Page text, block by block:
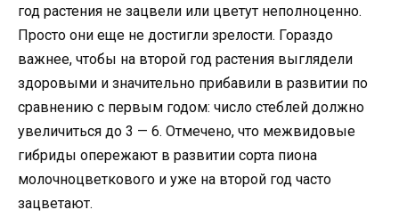
год растения не зацвели или цветут неполноценно.
Просто они еще не достигли зрелости. Гораздо
важнее, чтобы на второй год растения выглядели
здоровыми и значительно прибавили в развитии по
сравнению с первым годом: число стеблей должно
увеличиться до 3 — 6. Отмечено, что межвидовые
гибриды опережают в развитии сорта пиона
молочноцветкового и уже на второй год часто
зацветают.